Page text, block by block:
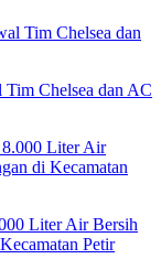
Tim Chelsea dan AC
Liter Air Bersih
Petir